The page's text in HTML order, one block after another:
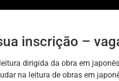
inscrição –
leitura dirigida da obra em
na leitura de obras em